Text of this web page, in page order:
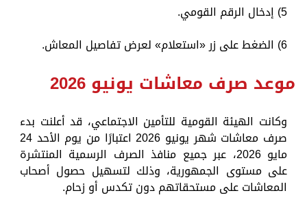
5) إدخال الرقم القومي.
6) الضغط على زر «استعلام» لعرض تفاصيل المعاش.
موعد صرف معاشات يونيو 2026
وكانت الهيئة القومية للتأمين الاجتماعي، قد أعلنت بدء
صرف معاشات شهر يونيو 2026 اعتبارًا من يوم الأحد 24
مايو 2026، عبر جميع منافذ الصرف الرسمية المنتشرة
على مستوى الجمهورية، وذلك لتسهيل حصول أصحاب
المعاشات على مستحقاتهم دون تكدس أو زحام.